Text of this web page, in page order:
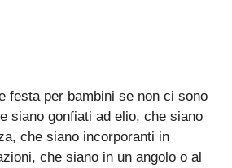
festa per bambini se non ci sono
siano gonfiati ad elio, che siano
che siano incorporanti in
che siano in un angolo o al